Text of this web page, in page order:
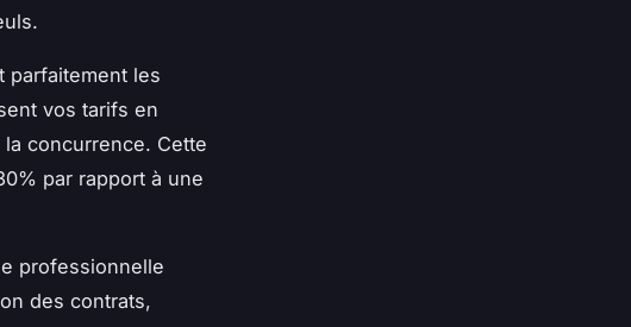
parfaitement les
vos tarifs en
concurrence. Cette
par rapport à une
professionnelle
des contrats,